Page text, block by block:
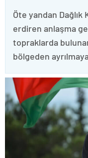
Öte yandan Dağlık
erdiren anlaşma
topraklarda
bölgeden